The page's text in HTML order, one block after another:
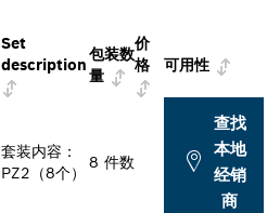
Set
description
包装数
量
价
格
可用性
套装内容：
PZ2（8个）
8 件数
查找
本地
经销
商